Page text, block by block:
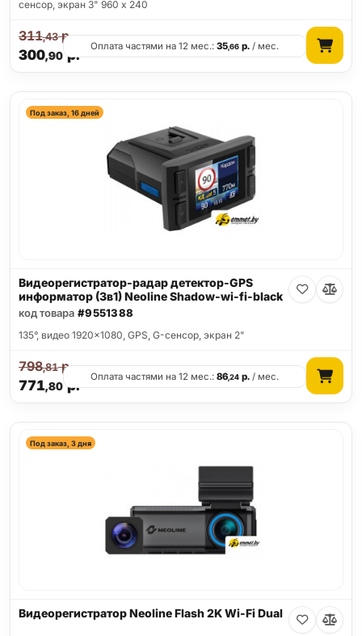
сенсор, экран 3" 960 x 240
300,90р.
311,43р.
Оплата частями на 12 мес.:35,66 р. / мес.
Под заказ, 16 дней
Видеорегистратор-радар детектор-GPS
информатор (3в1) Neoline Shadow-wi-fi-black
код товара #9551388
135°, видео 1920x1080, GPS, G-сенсор, экран 2"
771,80р.
798,81р.
Оплата частями на 12 мес.:86,24 р. / мес.
Под заказ, 3 дня
Видеорегистратор Neoline Flash 2K Wi-Fi Dual